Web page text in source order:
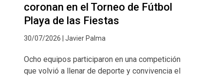
coronan en el Torneo de Fútbol
Playa de las Fiestas
30/07/2026 | Javier Palma
Ocho equipos participaron en una competición
que volvió a llenar de deporte y convivencia el